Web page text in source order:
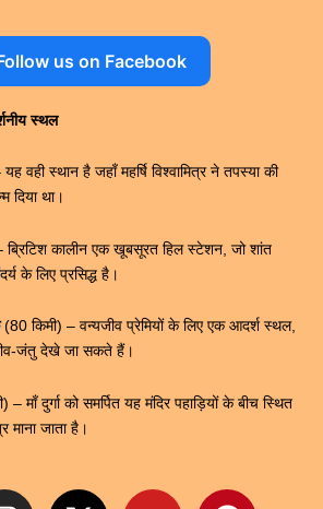
us on Facebook
स्थल
वही स्थान है जहाँ महर्षि विश्वामित्र ने तपस्या की
था।
कालीन एक खूबसूरत हिल स्टेशन, जो शांत
के लिए प्रसिद्ध है।
(80 किमी) – वन्यजीव प्रेमियों के लिए एक आदर्श स्थल,
जंतु देखे जा सकते हैं।
– माँ दुर्गा को समर्पित यह मंदिर पहाड़ियों के बीच स्थित
माना जाता है।